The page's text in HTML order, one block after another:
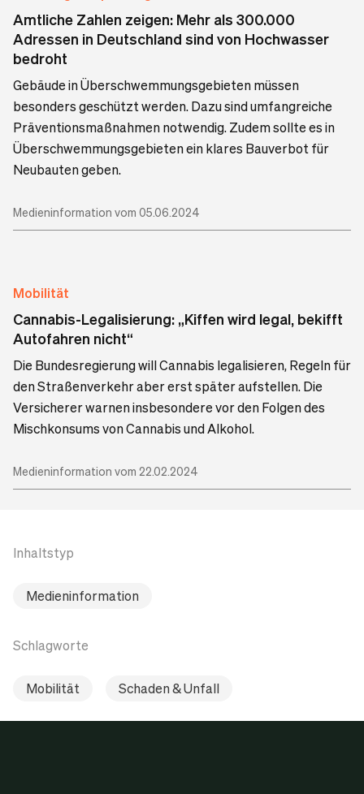
Amtliche Zahlen zeigen: Mehr als 300.000
Adressen in Deutschland sind von Hochwasser
bedroht
Gebäude in Überschwemmungsgebieten müssen
besonders geschützt werden. Dazu sind umfangreiche
Präventionsmaßnahmen notwendig. Zudem sollte es in
Überschwemmungsgebieten ein klares Bauverbot für
Neubauten geben.
Medieninformation vom 05.06.2024
Mobilität
Cannabis-Legalisierung: „Kiffen wird legal, bekifft
Autofahren nicht“
Die Bundesregierung will Cannabis legalisieren, Regeln für
den Straßenverkehr aber erst später aufstellen. Die
Versicherer warnen insbesondere vor den Folgen des
Mischkonsums von Cannabis und Alkohol.
Medieninformation vom 22.02.2024
Inhaltstyp
Medieninformation
Schlagworte
Mobilität Schaden & Unfall